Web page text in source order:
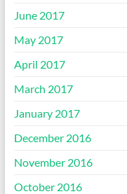
June 2017
May 2017
April 2017
March 2017
January 2017
December 2016
November 2016
October 2016